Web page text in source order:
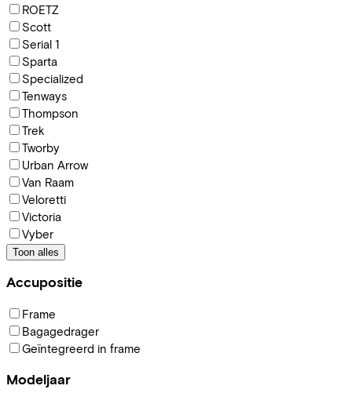
ROETZ
Scott
Serial 1
Sparta
Specialized
Tenways
Thompson
Trek
Tworby
Urban Arrow
Van Raam
Veloretti
Victoria
Vyber
Toon alles
Accupositie
Frame
Bagagedrager
Geïntegreerd in frame
Modeljaar